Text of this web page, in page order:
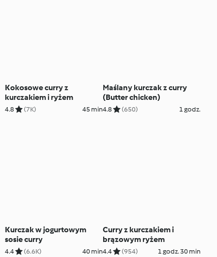
Kokosowe curry z
kurczakiem i ryżem
4.8 (7K) 45 min
Maślany kurczak z curry
(Butter chicken)
4.8 (650) 1 godz.
Kurczak w jogurtowym
sosie curry
4.4 (6.6K) 40 min
Curry z kurczakiem i
brązowym ryżem
4.4 (954) 1 godz. 30 min